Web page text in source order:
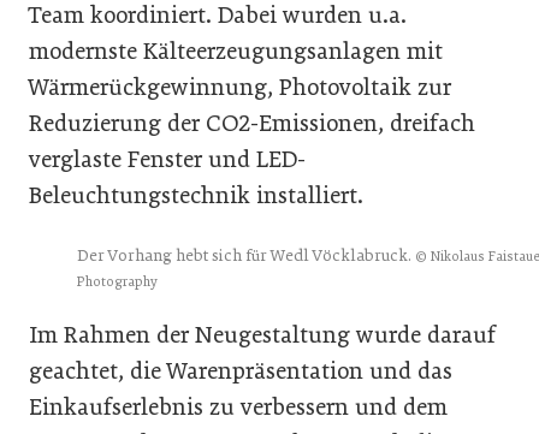
Team koordiniert. Dabei wurden u.a.
modernste Kälteerzeugungsanlagen mit
Wärmerückgewinnung, Photovoltaik zur
Reduzierung der CO2-Emissionen, dreifach
verglaste Fenster und LED-
Beleuchtungstechnik installiert.
Der Vorhang hebt sich für Wedl Vöcklabruck. © Nikolaus
Photography
Im Rahmen der Neugestaltung wurde darauf
geachtet, die Warenpräsentation und das
Einkaufserlebnis zu verbessern und dem